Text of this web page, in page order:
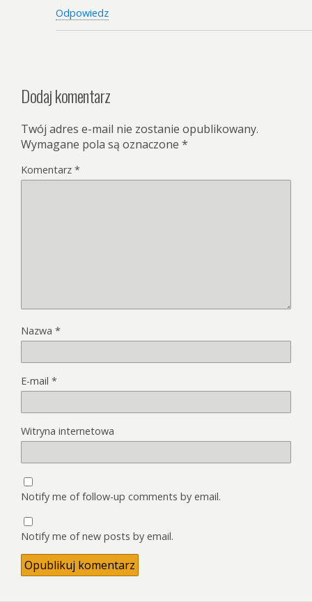
Odpowiedz
Dodaj komentarz
Twój adres e-mail nie zostanie opublikowany.
Wymagane pola są oznaczone *
Komentarz *
Nazwa *
E-mail *
Witryna internetowa
Notify me of follow-up comments by email.
Notify me of new posts by email.